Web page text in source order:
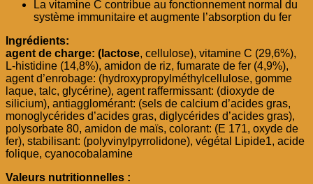
La vitamine C contribue au fonctionnement normal du
système immunitaire et augmente l’absorption du fer
Ingrédients:
agent de charge: (lactose, cellulose), vitamine C (29,6%),
L-histidine (14,8%), amidon de riz, fumarate de fer (4,9%),
agent d’enrobage: (hydroxypropylméthylcellulose, gomme
laque, talc, glycérine), agent raffermissant: (dioxyde de
silicium), antiagglomérant: (sels de calcium d’acides gras,
monoglycérides d’acides gras, diglycérides d’acides gras),
polysorbate 80, amidon de maïs, colorant: (E 171, oxyde de
fer), stabilisant: (polyvinylpyrrolidone), végétal Lipide1, acide
folique, cyanocobalamine
Valeurs nutritionnelles :